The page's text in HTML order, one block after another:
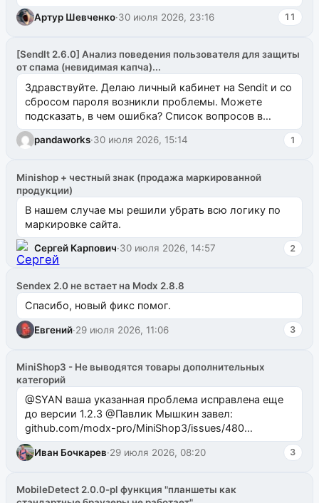
Артур Шевченко·30 июля 2026, 23:16 11
[SendIt 2.6.0] Анализ поведения пользователя для защиты
от спама (невидимая капча)...
Здравствуйте. Делаю личный кабинет на Sendit и со
сбросом пароля возникли проблемы. Можете
подсказать, в чем ошибка? Список вопросов в
одноименном разделе на modx.pro пока пуст, и,...
pandaworks·30 июля 2026, 15:14 1
Minishop + честный знак (продажа маркированной
продукции)
В нашем случае мы решили убрать всю логику по
маркировке сайта.
Сергей Карпович·30 июля 2026, 14:57 2
Sendex 2.0 не встает на Modx 2.8.8
Спасибо, новый фикс помог.
Евгений·29 июля 2026, 11:06 3
MiniShop3 - Не выводятся товары дополнительных
категорий
@SYAN ваша указанная проблема исправлена еще
до версии 1.2.3 @Павлик Мышкин завел:
github.com/modx-pro/MiniShop3/issues/480
github.com/modx-pro/MiniShop3/issues/481Исправим
в б...
Иван Бочкарев·29 июля 2026, 08:20 3
MobileDetect 2.0.0-pl функция "планшеты как